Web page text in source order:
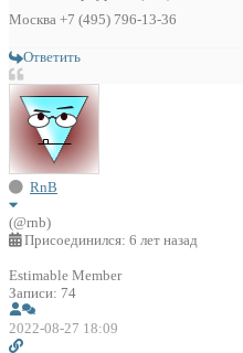
Москва +7 (495) 796-13-36
Ответить
RnB
(@rnb)
Присоединился: 6 лет назад
Estimable Member
Записи: 74
2022-08-27 18:09